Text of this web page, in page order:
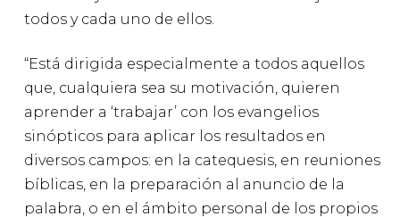
todos y cada uno de ellos.
“Está dirigida especialmente a todos aquellos
que, cualquiera sea su motivación, quieren
aprender a ‘trabajar’ con los evangelios
sinópticos para aplicar los resultados en
diversos campos: en la catequesis, en reuniones
bíblicas, en la preparación al anuncio de la
palabra, o en el ámbito personal de los propios